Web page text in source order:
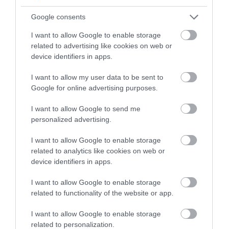
Google consents
I want to allow Google to enable storage
related to advertising like cookies on web or
device identifiers in apps.
I want to allow my user data to be sent to
Google for online advertising purposes.
I want to allow Google to send me
personalized advertising.
I want to allow Google to enable storage
related to analytics like cookies on web or
device identifiers in apps.
I want to allow Google to enable storage
related to functionality of the website or app.
I want to allow Google to enable storage
related to personalization.